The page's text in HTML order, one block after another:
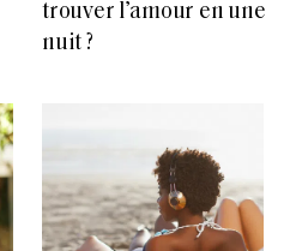
trouver l’amour en une
nuit ?